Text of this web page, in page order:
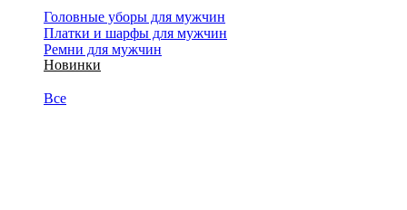
Головные уборы для мужчин
Платки и шарфы для мужчин
Ремни для мужчин
Новинки
Все